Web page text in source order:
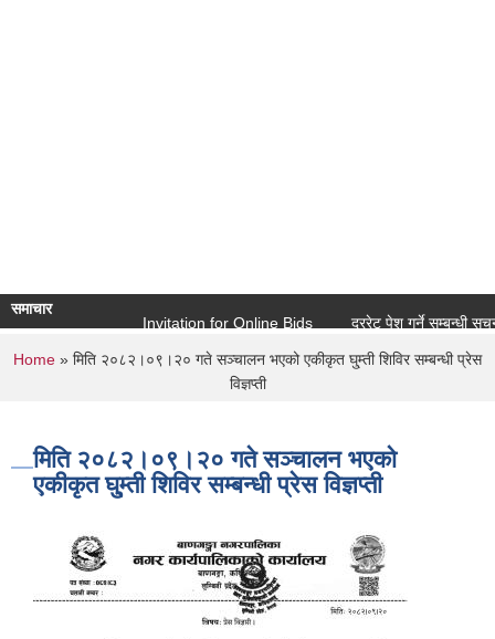
समाचार
Invitation for Online Bids
दररेट पेश गर्ने सम्बन्धी सूचना (
You are here
Home » मिति २०८२।०९।२० गते सञ्चालन भएको एकीकृत घु्म्ती शिविर सम्बन्धी प्रेस
विज्ञप्ती
मिति २०८२।०९।२० गते सञ्चालन भएको
एकीकृत घु्म्ती शिविर सम्बन्धी प्रेस विज्ञप्ती